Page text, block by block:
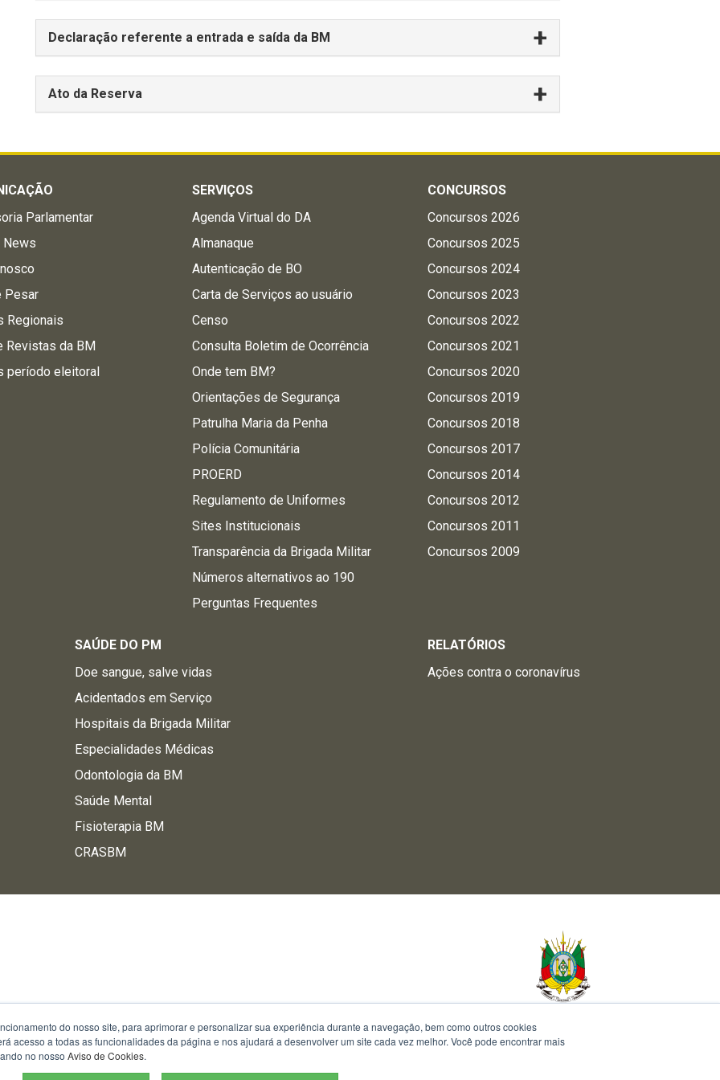
Declaração referente a entrada e saída da BM
Ato da Reserva
Parlamentar
News
Pesar
Regionais
Revistas da BM
período eleitoral
SERVIÇOS
Agenda Virtual do DA
Almanaque
Autenticação de BO
Carta de Serviços ao usuário
Censo
Consulta Boletim de Ocorrência
Onde tem BM?
Orientações de Segurança
Patrulha Maria da Penha
Polícia Comunitária
PROERD
Regulamento de Uniformes
Sites Institucionais
Transparência da Brigada Militar
Números alternativos ao 190
Perguntas Frequentes
CONCURSOS
Concursos 2026
Concursos 2025
Concursos 2024
Concursos 2023
Concursos 2022
Concursos 2021
Concursos 2020
Concursos 2019
Concursos 2018
Concursos 2017
Concursos 2014
Concursos 2012
Concursos 2011
Concursos 2009
SAÚDE DO PM
Doe sangue, salve vidas
Acidentados em Serviço
Hospitais da Brigada Militar
Especialidades Médicas
Odontologia da BM
Saúde Mental
Fisioterapia BM
CRASBM
RELATÓRIOS
Ações contra o coronavírus
do nosso site, para aprimorar e personalizar sua experiência durante a navegação, bem como outros cookies
acesso a todas as funcionalidades da página e nos ajudará a desenvolver um site cada vez melhor. Você pode encontrar mais
no nosso Aviso de Cookies.